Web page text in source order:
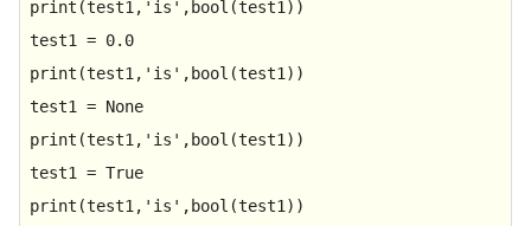
print (test1, 'is' , bool (test1))
test1 = 0.0
print (test1, 'is' , bool (test1))
test1 = None
print (test1, 'is' , bool (test1))
test1 = True
print (test1, 'is' , bool (test1))